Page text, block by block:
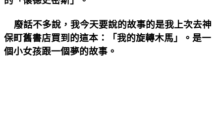
廢話不多說，我今天要說的故事的是我上次去神
保町舊書店買到的這本：「我的旋轉木馬」。是一
個小女孩跟一個夢的故事。